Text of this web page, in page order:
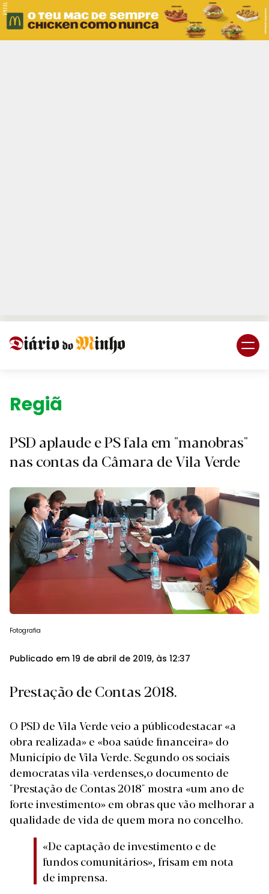
PUB.
Região.
PSD aplaude e PS fala em "manobras"
nas contas da Câmara de Vila Verde
Fotografia
Publicado em 19 de abril de 2019, às 12:37
Prestação de Contas 2018.
O PSD de Vila Verde veio a públicodestacar «a
obra realizada» e «boa saúde financeira» do
Município de Vila Verde. Segundo os sociais
democratas vila-verdenses,o documento de
"Prestação de Contas 2018" mostra «um ano de
forte investimento» em obras que vão melhorar a
qualidade de vida de quem mora no concelho.
«De captação de investimento e de
fundos comunitários», frisam em nota
de imprensa.